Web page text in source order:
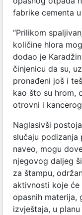
fabrike cementa
“Prilikom
količine hlora
dodao je
činjenicu da su,
pronađeni još i
kao što su hrom,
otrovni i
Naglasivši
slučaju
naveo, mogu
njegovog daljeg
za štampu,
aktivnosti koje će
opasnih materija,
izvještaja, u